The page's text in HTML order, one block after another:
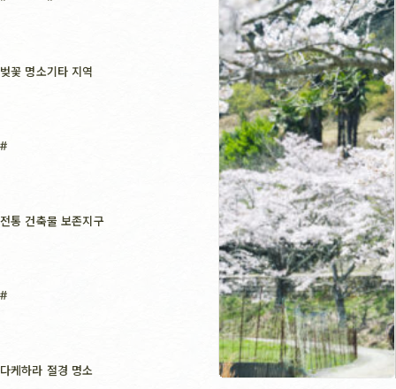
벚꽃 명소기타 지역
전통 건축물 보존지구
다케하라 절경 명소